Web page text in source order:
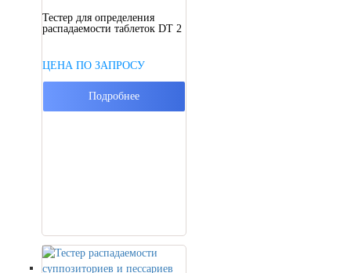
Тестер для определения
распадаемости таблеток DT 2
ЦЕНА ПО ЗАПРОСУ
Подробнее